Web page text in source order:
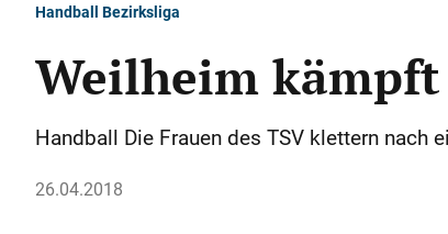
Handball Bezirksliga
Weilheim
Handball Die Frauen des TSV klettern nach
26.04.2018